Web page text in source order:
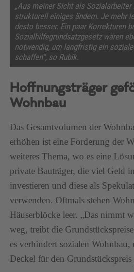
„Aus meiner Sicht als
strukturell einiges ändern. Je mehr
desto besser. Ein paar Korrekturen
Sozialhilfegrundsatzgesetz wären
notwendig, um langfristig ein
schaffen“, so Rubik.
Hoffnungsträger
Wohnbau
Das Gesamtvolumen der
erhöhen ist eine Forderung der
weiteres Thema, wo es eine
private Bauträger, die viel Geld
investieren und diese als
verwenden. Oftmals stehen
Häuserblöcke leer. „Das nimmt
weg, treibt die
es verhindert sozialen Wohnbau,
Deckel für den